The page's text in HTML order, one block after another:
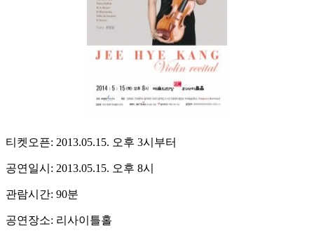
티켓오픈: 2013.05.15. 오후 3시부터
공연일시: 2013.05.15. 오후 8시
관람시간: 90분
공연장소: 리사이틀홀